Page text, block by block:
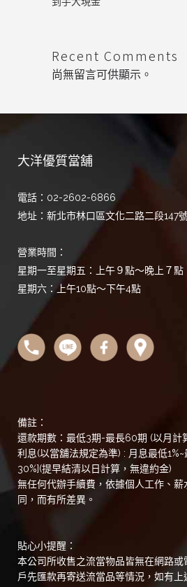
Recent Comments
尚無留言可供顯示。
大洋優質當舖
電話：02-2602-6866
地址：新北市林口區文化二路二段147
營業時間：
星期一至星期五：上午９點～晚上７點
星期六：上午10點～下午4點
備註：
還款期數：最低3期-最長60期 (以月計
利息(以當舖法規定為準) : 月息最低
30%](提早結清以日計算，無違約金)
無任何代辦手續費，依據個人工作、
同，而有所差異。
貼心小提醒：
本公司所收售之流當物品皆無在網路
戶先匯款再寄送流當品等情況，如有